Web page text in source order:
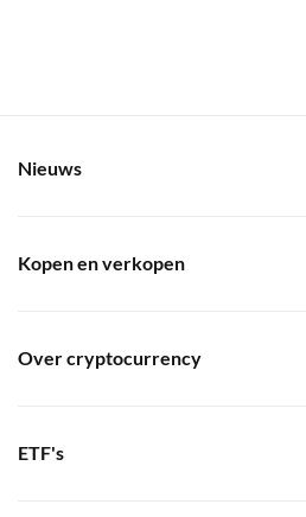
Nieuws
Kopen en verkopen
Over cryptocurrency
ETF's